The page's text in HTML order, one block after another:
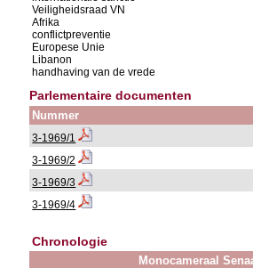
Veiligheidsraad VN
Afrika
conflictpreventie
Europese Unie
Libanon
handhaving van de vrede
Parlementaire documenten
Nummer
3-1969/1
3-1969/2
3-1969/3
3-1969/4
Chronologie
Monocameraal